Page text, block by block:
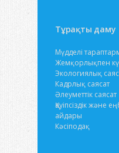
Тұрақты даму
Мүдделі
Жемқорлықпен
Экологиялық
Кадрлық саясат
Әлеуметтік саясат
Қауіпсіздік және
айдары
Кәсіподақ